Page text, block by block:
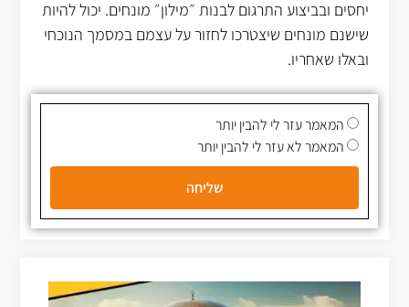
יחסים ובביצוע התרגום לבנות ״מילון״ מונחים. יכול להיות
שישנם מונחים שיצטרכו לחזור על עצמם במסמך הנוכחי
ובאלו שאחריו.
המאמר עזר לי להבין יותר
המאמר לא עזר לי להבין יותר
שליחה